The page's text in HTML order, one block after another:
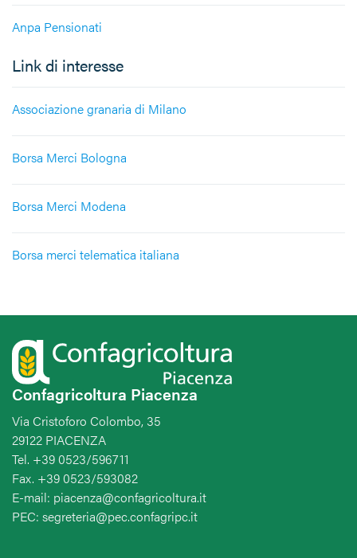
Anpa Pensionati
Link di interesse
Associazione granaria di Milano
Borsa Merci Bologna
Borsa Merci Modena
Borsa merci telematica italiana
Confagricoltura Piacenza
Via Cristoforo Colombo, 35
29122 PIACENZA
Tel. +39 0523/596711
Fax. +39 0523/593082
E-mail: piacenza@confagricoltura.it
PEC: segreteria@pec.confagripc.it